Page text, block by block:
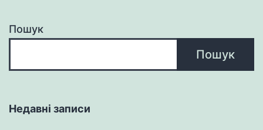
Пошук
Пошук
Недавні записи